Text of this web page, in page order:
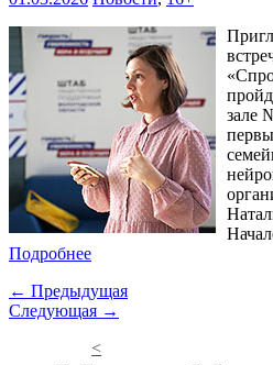
зале
Подробнее
← Предыдущая
Следующая →
<